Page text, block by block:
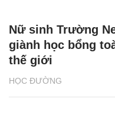
HỌC ĐƯỜNG
Nữ sinh Trường
giành học bổng
thế giới